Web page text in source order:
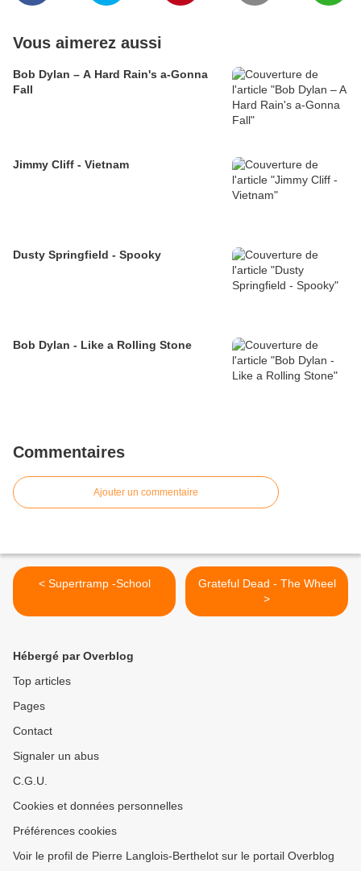
Vous aimerez aussi
Bob Dylan – A Hard Rain's a-Gonna
Fall
Jimmy Cliff - Vietnam
Dusty Springfield - Spooky
Bob Dylan - Like a Rolling Stone
Commentaires
Ajouter un commentaire
< Supertramp -School
Grateful Dead - The Wheel
>
Hébergé par Overblog
Top articles
Pages
Contact
Signaler un abus
C.G.U.
Cookies et données personnelles
Préférences cookies
Voir le profil de Pierre Langlois-Berthelot sur le portail Overblog